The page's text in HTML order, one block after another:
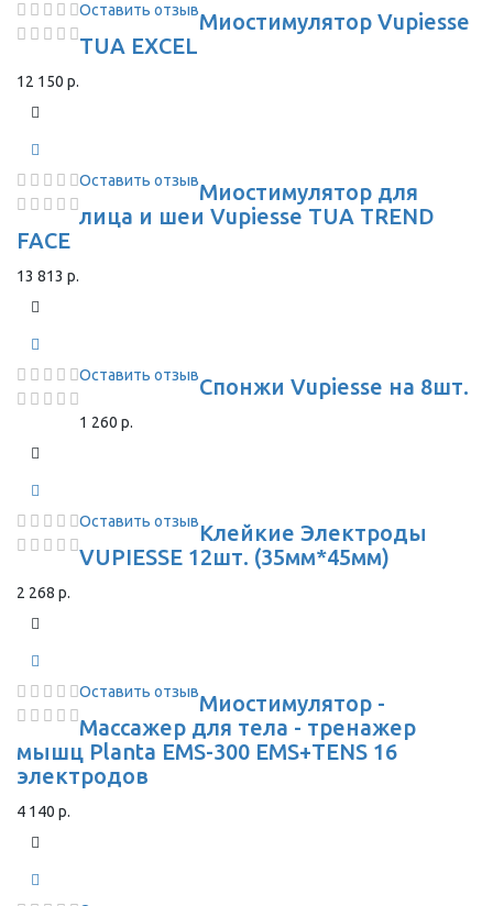
Оставить отзывМиостимулятор Vupiesse
TUA EXCEL
12 150 р.
Оставить отзывМиостимулятор для
лица и шеи Vupiesse TUA TREND
FACE
13 813 р.
Оставить отзывСпонжи Vupiesse на 8шт.
1 260 р.
Оставить отзывКлейкие Электроды
VUPIESSE 12шт. (35мм*45мм)
2 268 р.
Оставить отзывМиостимулятор -
Массажер для тела - тренажер
мышц Planta EMS-300 EMS+TENS 16
электродов
4 140 р.